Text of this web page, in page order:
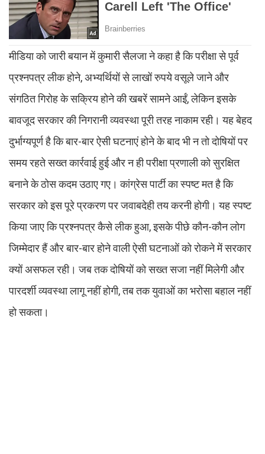
मीडिया को जारी बयान में कुमारी सैलजा ने कहा है कि परीक्षा से पूर्व
प्रश्नपत्र लीक होने, अभ्यर्थियों से लाखों रुपये वसूले जाने और
संगठित गिरोह के सक्रिय होने की खबरें सामने आईं, लेकिन इसके
बावजूद सरकार की निगरानी व्यवस्था पूरी तरह नाकाम रही। यह बेहद
दुर्भाग्यपूर्ण है कि बार-बार ऐसी घटनाएं होने के बाद भी न तो दोषियों पर
समय रहते सख्त कार्रवाई हुई और न ही परीक्षा प्रणाली को सुरक्षित
बनाने के ठोस कदम उठाए गए। कांग्रेस पार्टी का स्पष्ट मत है कि
सरकार को इस पूरे प्रकरण पर जवाबदेही तय करनी होगी। यह स्पष्ट
किया जाए कि प्रश्नपत्र कैसे लीक हुआ, इसके पीछे कौन-कौन लोग
जिम्मेदार हैं और बार-बार होने वाली ऐसी घटनाओं को रोकने में सरकार
क्यों असफल रही। जब तक दोषियों को सख्त सजा नहीं मिलेगी और
पारदर्शी व्यवस्था लागू नहीं होगी, तब तक युवाओं का भरोसा बहाल नहीं
हो सकता।